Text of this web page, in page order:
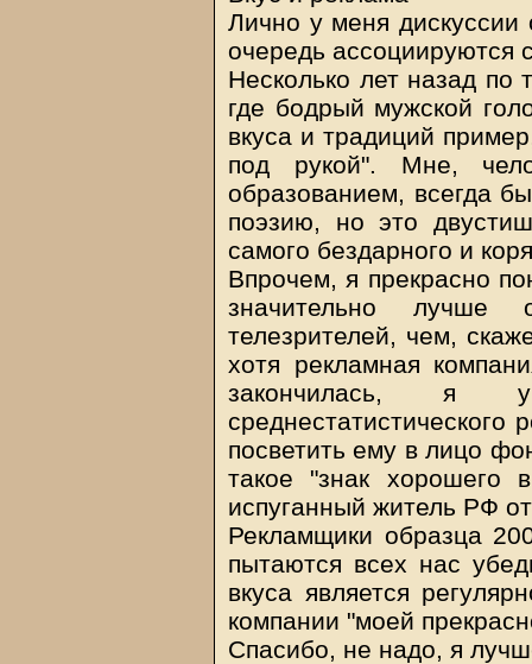
Лично у меня
очередь ассоциируются
Несколько лет назад по
где бодрый мужской
вкуса и традиций
под рукой". Мне,
образованием, всегда
поэзию, но это
самого бездарного и
Впрочем, я прекрасно
значительно лучше
телезрителей, чем,
хотя рекламная
закончилась, я
среднестатистического
посветить ему в лицо
такое "знак хорошего
испуганный житель РФ
Рекламщики образца
пытаются всех нас
вкуса является
компании "моей
Спасибо, не надо, я